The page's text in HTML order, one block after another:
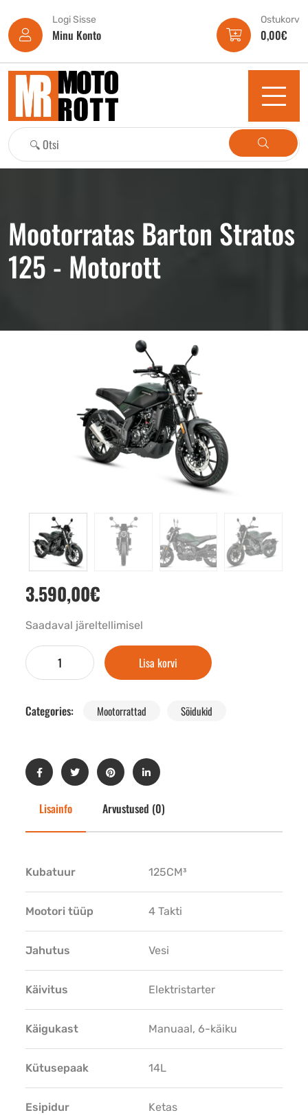
Logi Sisse
Minu Konto
Ostukorv
0,00€
Mootorratas Barton Stratos
125 - Motorott
3.590,00€
Saadaval järeltellimisel
Lisa korvi
Categories: Mootorrattad Sõidukid
Lisainfo Arvustused (0)
Kubatuur 125CM³
Mootori tüüp 4 Takti
Jahutus Vesi
Käivitus Elektristarter
Käigukast Manuaal, 6-käiku
Kütusepaak 14L
Esipidur Ketas